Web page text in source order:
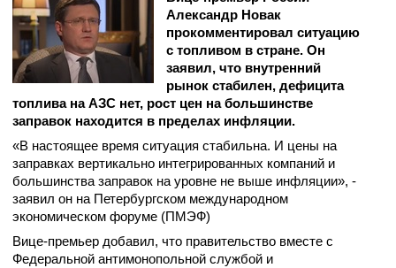
Александр Новак
прокомментировал ситуацию
с топливом в стране. Он
заявил, что внутренний
рынок стабилен, дефицита
топлива на АЗС нет, рост цен на большинстве
заправок находится в пределах инфляции.
«В настоящее время ситуация стабильна. И цены на
заправках вертикально интегрированных компаний и
большинства заправок на уровне не выше инфляции», -
заявил он на Петербургском международном
экономическом форуме (ПМЭФ)
Вице-премьер добавил, что правительство вместе с
Федеральной антимонопольной службой и